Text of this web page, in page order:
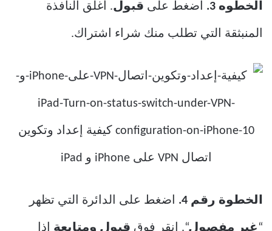
الخطوه 3. اضغط على قبول. أغلق النافذة
المنبثقة التي تطلب منك شراء اشتراك.
الخطوة رقم 4. اضغط على الدائرة التي تظهر
“ غير مفصول“. انقر فوق قبول ومتابعة إذا